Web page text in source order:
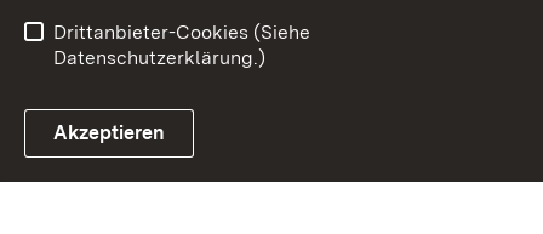
Drittanbieter-Cookies (Siehe
Datenschutzerklärung.)
Akzeptieren